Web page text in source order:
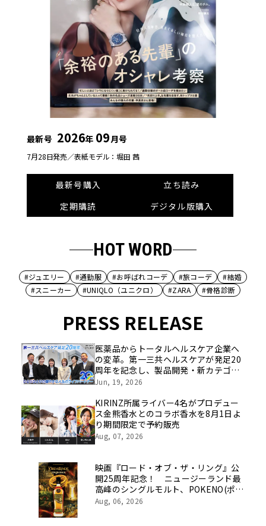
最新号 2026年 09月号
7月28日発売／表紙モデル：堀田 茜
最新号購入
立ち読み
定期購読
デジタル版購入
HOT WORD
#ジュエリー #通勤服 #お呼ばれコーデ #旅コーデ
#結婚
#スニーカー
#UNIQLO（ユニクロ） #ZARA #骨格診断
PRESS RELEASE
医薬品からトータルヘルスケア企業へ
の変革。第一三共ヘルスケアが発足20
周年を記念し、製品開発・新カテゴリ
挑戦の舞台や旧社統合時のエピソード
像を公開！
Jun, 19, 2026
KIRINZ所属ライバー4名がプロデュー
ス金熊香水とのコラボ香水を8月1日よ
り期間限定で予約販売
Aug, 07, 2026
映画『ロード・オブ・ザ・リング』公
開25周年記念！ ニュージーランド最
高峰のシングルモルト、POKENO(ポケ
ノ)より 数量限定ウイスキー「リング
Aug, 06, 2026